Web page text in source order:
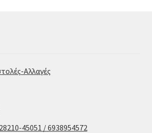
Αλλαγές
45051 / 6938954572